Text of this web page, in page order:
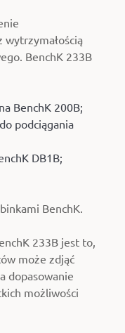
BenchK 233B
BenchK 200B;
podciągania
DB1B;
BenchK.
233B jest to,
może zdjąć
dopasowanie
możliwości